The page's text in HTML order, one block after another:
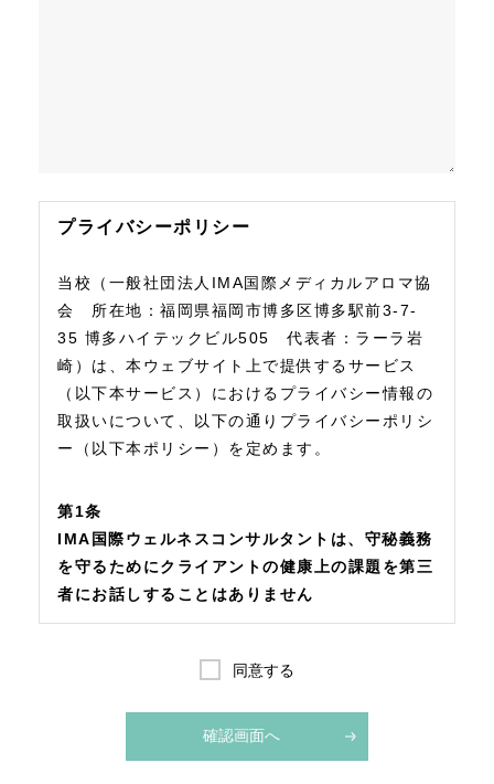
プライバシーポリシー
当校（一般社団法人IMA国際メディカルアロマ協
会 所在地：福岡県福岡市博多区博多駅前3-7-
35 博多ハイテックビル505 代表者：ラーラ岩
崎）は、本ウェブサイト上で提供するサービス
（以下本サービス）におけるプライバシー情報の
取扱いについて、以下の通りプライバシーポリシ
ー（以下本ポリシー）を定めます。
第1条
IMA国際ウェルネスコンサルタントは、守秘義務
を守るためにクライアントの健康上の課題を第三
者にお話しすることはありません
プライバシー情報のうち「個人情報」とは、
のとし、生存する個人に関する情報であっ
所、電話番号、連絡先その他の記述等により
特定の個人を識別できる情報を指します。
同意する